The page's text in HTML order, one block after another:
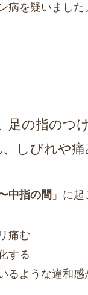
病を疑いました
足の指のつ
しびれや
中指の間 」に起
痛む
する
るような違和感